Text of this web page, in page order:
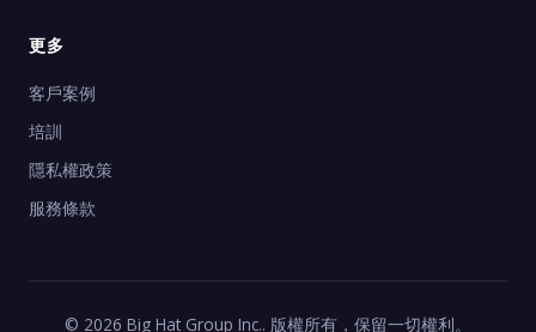
更多
客戶案例
培訓
隱私權政策
服務條款
© 2026 Big Hat Group Inc.. 版權所有，保留一切權利。